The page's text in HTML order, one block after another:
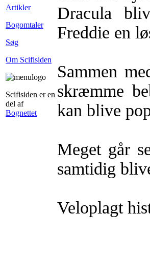
Artikler
Bogomtaler
Søg
Om Scifisiden
Scifisiden er en
del af
Bognettet
Dracula
Freddie en
Sammen
skræmme
kan blive
Meget går
samtidig
Veloplagt